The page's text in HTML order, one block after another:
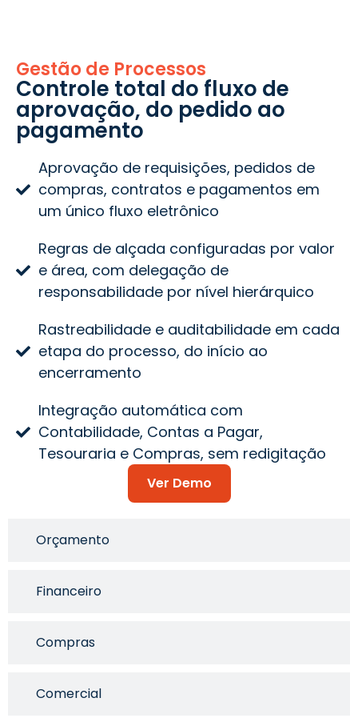
Orçamento
Financeiro
Compras
Comercial
Gestão de Processos
Controle total do fluxo de
aprovação, do pedido ao
pagamento
Aprovação de requisições, pedidos de
compras, contratos e pagamentos em
um único fluxo eletrônico
Regras de alçada configuradas por valor
e área, com delegação de
responsabilidade por nível hierárquico
Rastreabilidade e auditabilidade em cada
etapa do processo, do início ao
encerramento
Integração automática com
Contabilidade, Contas a Pagar,
Tesouraria e Compras, sem redigitação
Ver Demo